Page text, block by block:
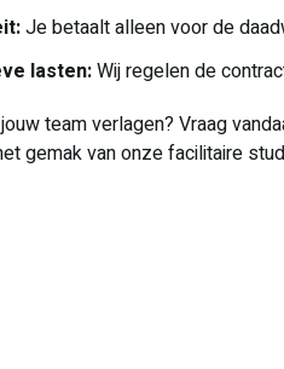
Je betaalt alleen voor de
lasten:Wij regelen de
team verlagen? Vraag
gemak van onze facilitaire